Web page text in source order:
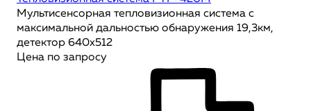
Мультисенсорная тепловизионная система с
максимальной дальностью обнаружения 19,3км,
детектор 640х512
Цена по запросу